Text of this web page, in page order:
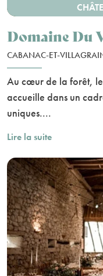
Domaine Du
CABANAC-ET-
Au cœur de la forêt,
accueille dans un
uniques....
Lire la suite